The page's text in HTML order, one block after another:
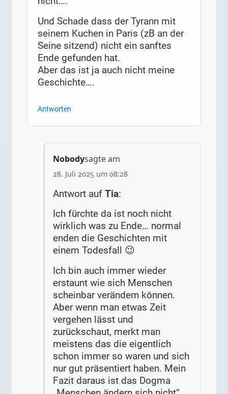
Und Schade dass der Tyrann mit
seinem Kuchen in Paris (zB an der
Seine sitzend) nicht ein sanftes
Ende gefunden hat.
Aber das ist ja auch nicht meine
Geschichte….
Antworten
Nobodysagte am
28. Juli 2025 um 08:28
Antwort aufTia:
Ich fürchte da ist noch nicht
wirklich was zu Ende… normal
enden die Geschichten mit
einem Todesfall 😉
Ich bin auch immer wieder
erstaunt wie sich Menschen
scheinbar verändern können.
Aber wenn man etwas Zeit
vergehen lässt und
zurückschaut, merkt man
meistens das die eigentlich
schon immer so waren und sich
nur gut präsentiert haben. Mein
Fazit daraus ist das Dogma